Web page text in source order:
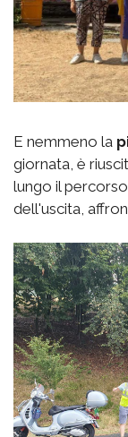
E nemmeno la
giornata, è
lungo il
dell'uscita,